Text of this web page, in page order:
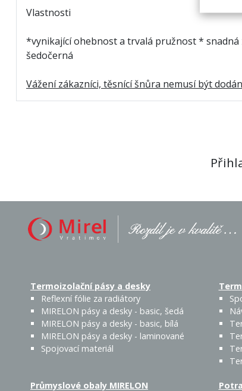
Vlastnosti
*vynikající ohebnost a trvalá pružnost *
šedočerná
Vážení zákazníci, těsnící šnůra nemusí být
Termoizolační pásy a desky
Reflexní fólie za radiátory
MIRELON pásy a desky - basic, šedá
MIRELON pásy a desky - basic, bílá
MIRELON pásy a desky - laminované
Spojovací materiál
Průmyslové obaly MIRELON